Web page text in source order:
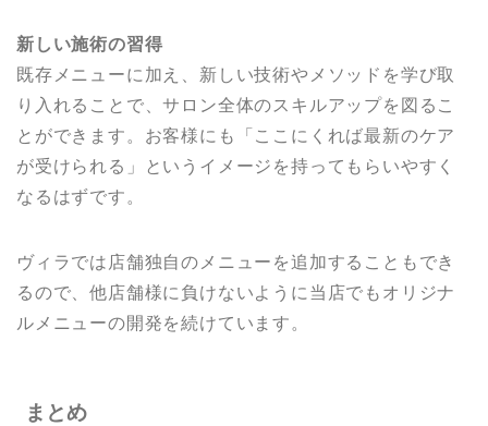
新しい施術の習得
既存メニューに加え、新しい技術やメソッドを学び取
り入れることで、サロン全体のスキルアップを図るこ
とができます。お客様にも「ここにくれば最新のケア
が受けられる」というイメージを持ってもらいやすく
なるはずです。
ヴィラでは店舗独自のメニューを追加することもでき
るので、他店舗様に負けないように当店でもオリジナ
ルメニューの開発を続けています。
まとめ